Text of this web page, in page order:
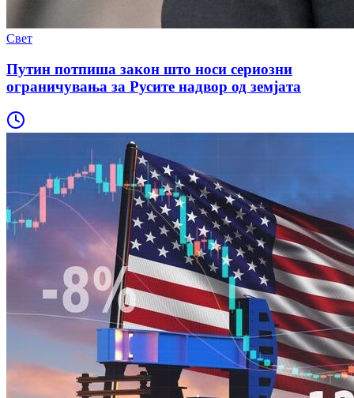
Свет
Путин потпиша закон што носи сериозни
ограничувања за Русите надвор од земјата